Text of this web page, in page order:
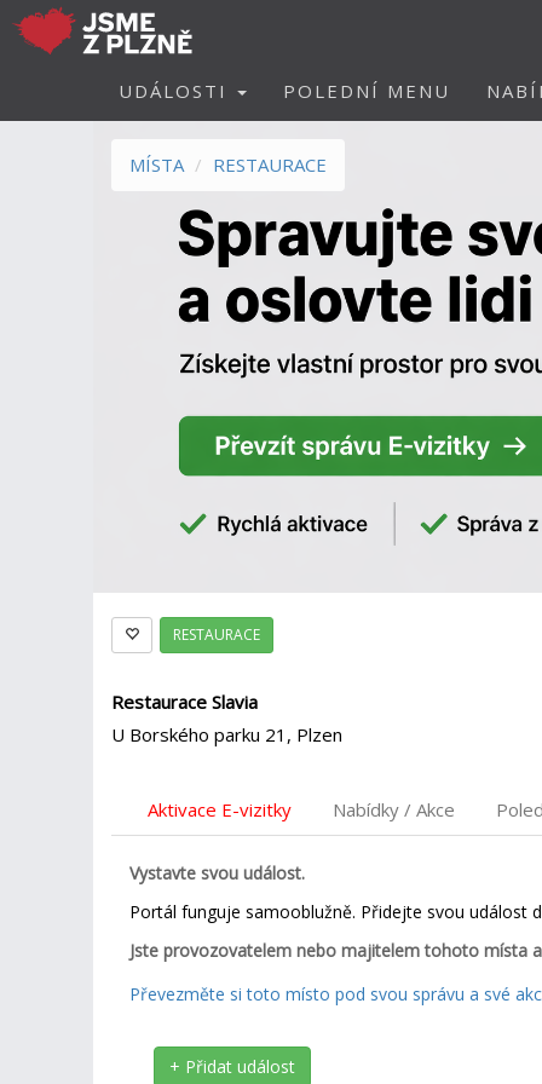
UDÁLOSTI POLEDNÍ MENU
MÍSTA RESTAURACE
RESTAURACE
Restaurace Slavia
U Borského parku 21, Plzen
Aktivace E-vizitky Nabídky / Akce
Vystavte svou událost.
Portál funguje samooblužně. Přidejte svou událost
Jste provozovatelem nebo majitelem tohoto místa
Převezměte si toto místo pod svou správu a své
+ Přidat událost